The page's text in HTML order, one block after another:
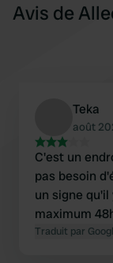
Avis de
Teka
août
C'est un
pas besoin
un signe qu'il
maximum
Traduit par